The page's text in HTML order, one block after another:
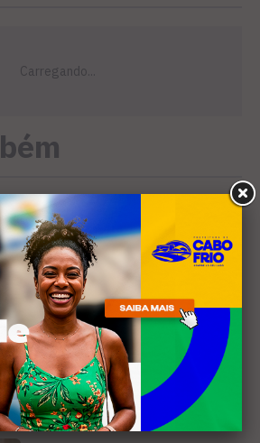
EVENTOS
Cabo Frio recebe 20ª edição
do Diveneta Moto Fest neste
fim de semana
CINEMA
Curta-metragem gravado em
Búzios é selecionado para o
Festival de Cinema de
Campos